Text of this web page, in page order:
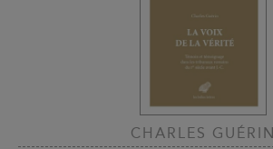
CHARLES GUÉRIN